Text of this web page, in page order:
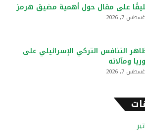
على مقال حول أهمية مضيق هرمز
7, 2026
التنافس التركي الإسرائيلي على
ومآلاته
7, 2026